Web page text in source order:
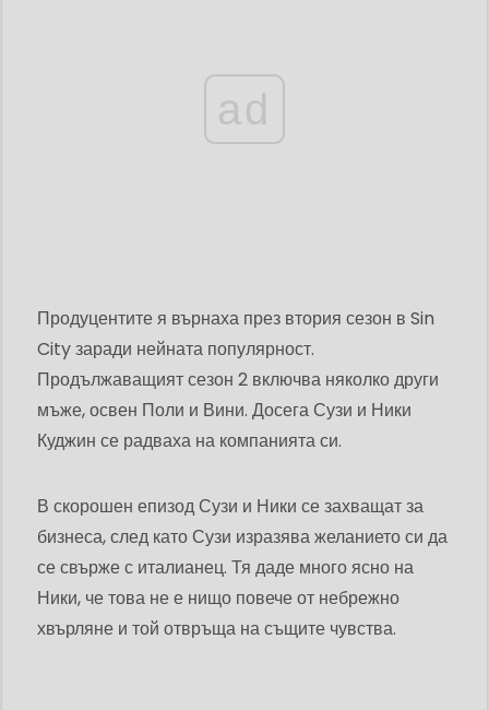
ad
Продуцентите я върнаха през втория сезон в Sin
City заради нейната популярност.
Продължаващият сезон 2 включва няколко други
мъже, освен Поли и Вини. Досега Сузи и Ники
Куджин се радваха на компанията си.
В скорошен епизод Сузи и Ники се захващат за
бизнеса, след като Сузи изразява желанието си да
се свърже с италианец. Тя даде много ясно на
Ники, че това не е нищо повече от небрежно
хвърляне и той отвръща на същите чувства.